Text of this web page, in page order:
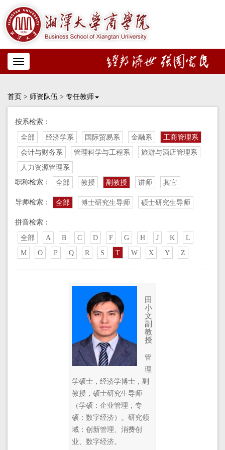
Toggle
navigation
首页 > 师资队伍 > 专任教师
按系检索：
全部 经济学系 国际贸易系 金融系
工商管理系
会计与财务系
管理科学与工程系
旅游与酒店管理系
人力资源管理系
职称检索：
全部 教授 副教授 讲师 其它
导师检索： 全部 博士研究生导师 硕士研究生导师
拼音检索：
全部 A B C D F G H J K
L
M
O P Q R S T W X Y Z
田
小
文
副
教
授
管
理
学硕士，经济学博士，副
教授，硕士研究生导师
（学硕：企业管理，专
硕：数字经济）。研究领
域：创新管理、消费创
业、数字经济。